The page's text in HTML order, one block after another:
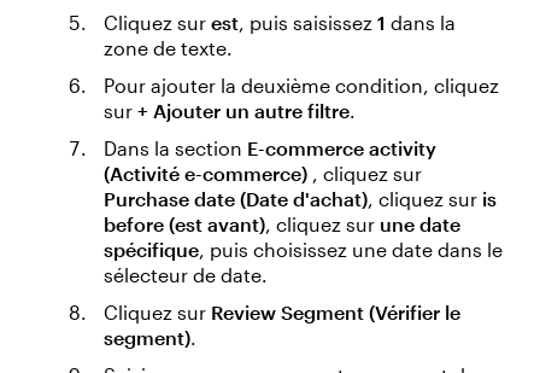
Cliquez sur est, puis saisissez 1 dans la
zone de texte.
Pour ajouter la deuxième condition, cliquez
sur + Ajouter un autre filtre.
Dans la section E-commerce activity
(Activité e-commerce) , cliquez sur
Purchase date (Date d'achat), cliquez sur is
before (est avant), cliquez sur une date
spécifique, puis choisissez une date dans le
sélecteur de date.
Cliquez sur Review Segment (Vérifier le
segment).